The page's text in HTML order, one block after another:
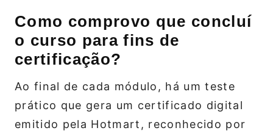
Como comprovo que concluí
o curso para fins de
certificação?
Ao final de cada módulo, há um teste
prático que gera um certificado digital
emitido pela Hotmart, reconhecido por